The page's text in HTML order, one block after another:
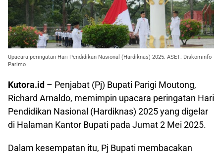
Upacara peringatan Hari Pendidikan Nasional (Hardiknas) 2025. ASET: Diskominfo
Parimo
Kutora.id – Penjabat (Pj) Bupati Parigi Moutong,
Richard Arnaldo, memimpin upacara peringatan Hari
Pendidikan Nasional (Hardiknas) 2025 yang digelar
di Halaman Kantor Bupati pada Jumat 2 Mei 2025.
Dalam kesempatan itu, Pj Bupati membacakan